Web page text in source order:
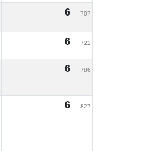
6 707
6 722
6 786
6 827